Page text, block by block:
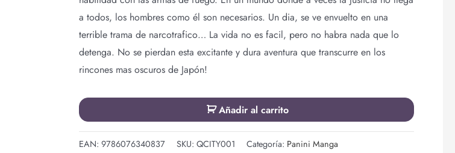
a todos, los hombres como él son necesarios. Un dia, se ve envuelto en una
terrible trama de narcotrafico… La vida no es facil, pero no habra nada que lo
detenga. No se pierdan esta excitante y dura aventura que transcurre en los
rincones mas oscuros de Japón!
Añadir al carrito
EAN:9786076340837 SKU:QCITY001 Categoría: Panini Manga